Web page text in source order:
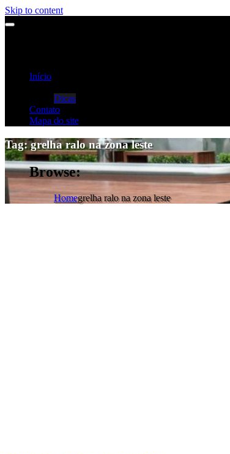
Skip to content
Início
Dicas
Contato
Mapa do site
Tag:grelha ralo na zona leste
Browse:
Homegrelha ralo na zona leste